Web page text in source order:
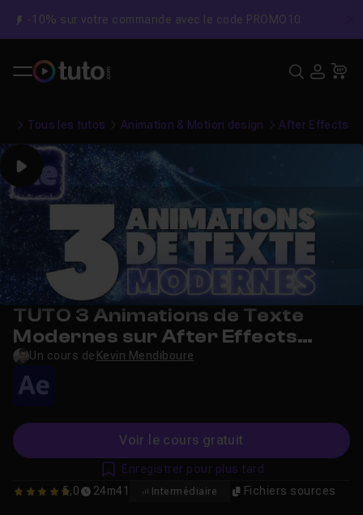
-10% sur votre commande avec le code PROMO10
Tous les tutos Animation & Motion design After Effects
Play
TUTO 3 Animations de Texte
Modernes sur After Effects
2021
Un cours de Kevin Mendiboure
Voir le cours gratuit
5 5,0 24m41 Intermédiaire Fichiers sources
Enregistrer pour plus tard